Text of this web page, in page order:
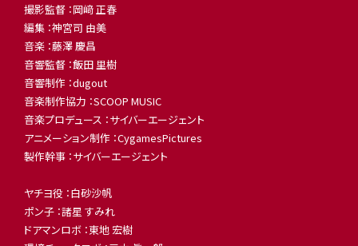
撮影監督 ：岡﨑 正春
編集 ：神宮司 由美
音楽 ：藤澤 慶昌
音響監督 ：飯田 里樹
音響制作 ：dugout
音楽制作協力 ：SCOOP MUSIC
音楽プロデュース ：サイバーエージェント
アニメーション制作 ：CygamesPictures
製作幹事 ：サイバーエージェント
ヤチヨ役 ：白砂沙帆
ポン子 ：諸星 すみれ
ドアマンロボ ：東地 宏樹